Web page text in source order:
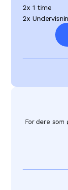
2x
2x 1 time
For dere som
Import av